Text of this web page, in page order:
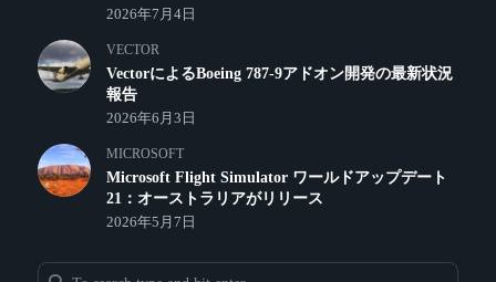
2026年7月4日
VECTOR
VectorによるBoeing 787-9アドオン開発の最新状況
報告
2026年6月3日
MICROSOFT
Microsoft Flight Simulator ワールドアップデート
21：オーストラリアがリリース
2026年5月7日